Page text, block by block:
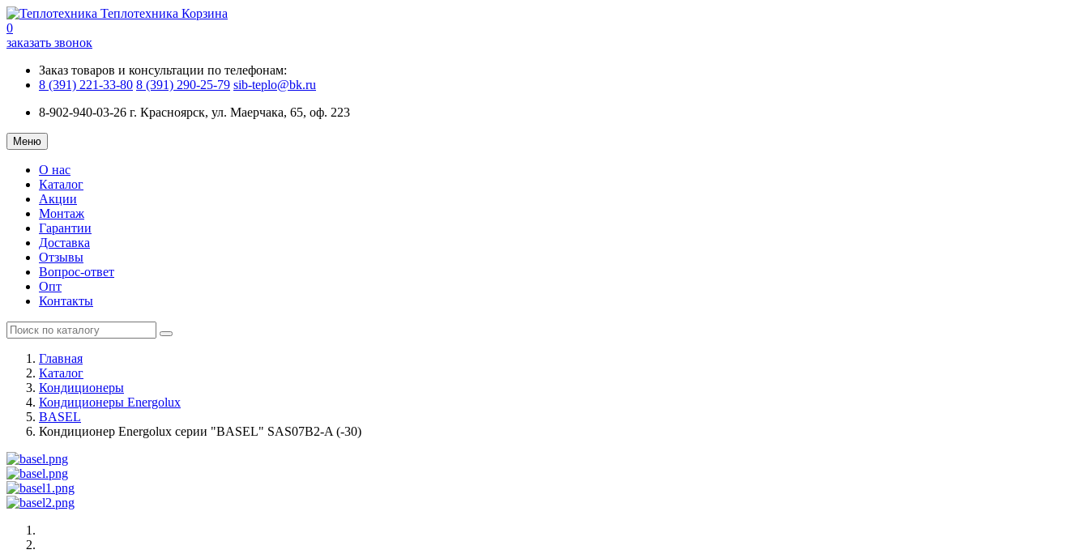
Теплотехника Корзина
0
заказать звонок
Заказ товаров и консультации по телефонам:
8 (391) 221-33-80 8 (391) 290-25-79 sib-teplo@bk.ru
8-902-940-03-26 г. Красноярск, ул. Маерчака, 65, оф. 223
Меню
О нас
Каталог
Акции
Монтаж
Гарантии
Доставка
Отзывы
Вопрос-ответ
Опт
Контакты
Главная
Каталог
Кондиционеры
Кондиционеры Energolux
BASEL
Кондиционер Energolux серии "BASEL" SAS07B2-A (-30)